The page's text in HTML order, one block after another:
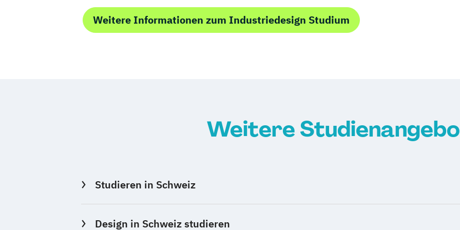
Weitere Informationen zum Industriedesign Studium
Weitere
Studieren in Schweiz
Design in Schweiz studieren